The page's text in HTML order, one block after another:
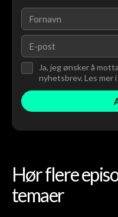
Ja, jeg ønsker å
nyhetsbrev. Les mer
Hør flere
temaer